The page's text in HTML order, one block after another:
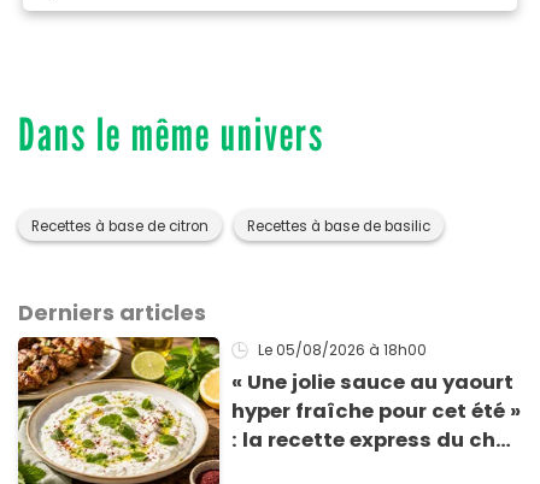
Dans le même univers
Recettes à base de citron Recettes à base de basilic
Derniers articles
Le 05/08/2026 à 18h00
« Une jolie sauce au yaourt
hyper fraîche pour cet été »
: la recette express du chef